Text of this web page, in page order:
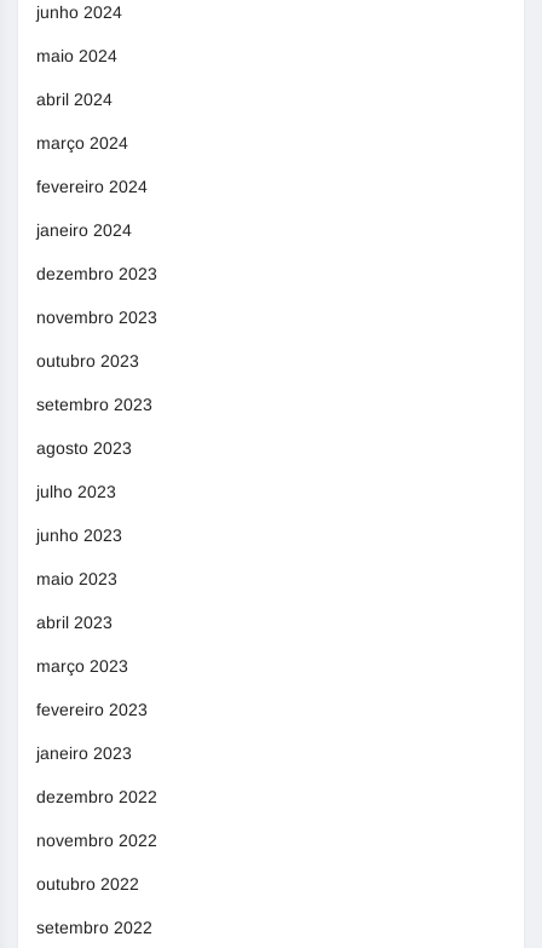
junho 2024
maio 2024
abril 2024
março 2024
fevereiro 2024
janeiro 2024
dezembro 2023
novembro 2023
outubro 2023
setembro 2023
agosto 2023
julho 2023
junho 2023
maio 2023
abril 2023
março 2023
fevereiro 2023
janeiro 2023
dezembro 2022
novembro 2022
outubro 2022
setembro 2022